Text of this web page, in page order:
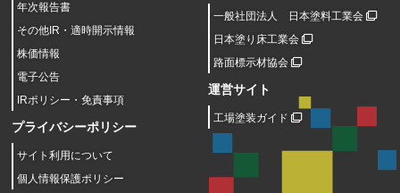
年次報告書
その他IR・適時開示情報
株価情報
電子公告
IRポリシー・免責事項
プライバシーポリシー
サイト利用について
個人情報保護ポリシー
一般社団法人 日本塗料工業会
日本塗り床工業会
路面標示材協会
運営サイト
工場塗装ガイド